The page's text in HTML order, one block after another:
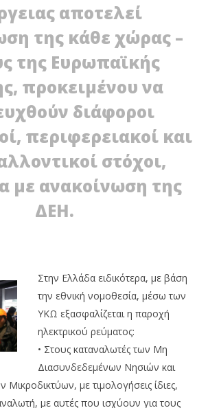
NOW VIEWING
Κοινής Ωφέλειας
αποτελεί
της κάθε χώρας –
της Ευρωπαϊκής
προκειμένου να
διάφοροι
περιφερειακοί και
στόχοι,
με ανακοίνωση της
ΔΕΗ.
Στην Ελλάδα ειδικότερα, με βάση
την εθνική νομοθεσία, μέσω των
ΥΚΩ εξασφαλίζεται η παροχή
ηλεκτρικού ρεύματος:
• Στους καταναλωτές των Μη
Διασυνδεδεμένων Νησιών και
με τιμολογήσεις ίδιες,
με αυτές που ισχύουν για τους